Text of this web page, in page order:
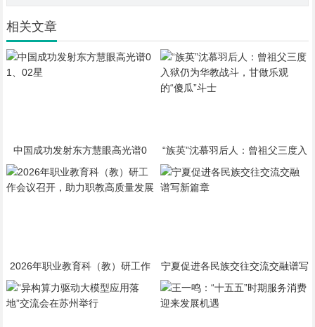
相关文章
中国成功发射东方慧眼高光谱0
1、02星
“族英”沈慕羽后人：曾祖父三度入
狱仍为华教战斗，甘做乐观的“傻
瓜”斗士
2026年职业教育科（教）研工作
会议召开，助力职教高质量发展
宁夏促进各民族交往交流交融谱写